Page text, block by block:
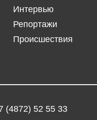
Интервью
Репортажи
Происшествия
(4872) 52 55 33